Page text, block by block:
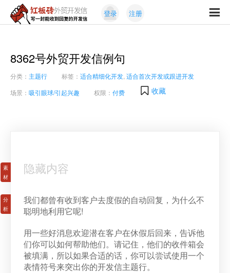
红
外
贸
开
发
信
封
能
收
到
登录 注册
8362号外贸开发信例句
分类： 主题行 标签： 适合精细化开发 适合首次开发或跟进开发
场景： 吸引眼球/引起兴趣 权限： 付费 收藏
隐藏内容
我们都曾有收到客户去度假的自动回复，为什么不
聪明地利用它呢!
用一些好消息欢迎潜在客户在休假后回来，告诉他
们你可以如何帮助他们。请记住，他们的收件箱会
被填满，所以如果合适的话，你可以尝试使用一个
表情符号来突出你的开发信主题行。